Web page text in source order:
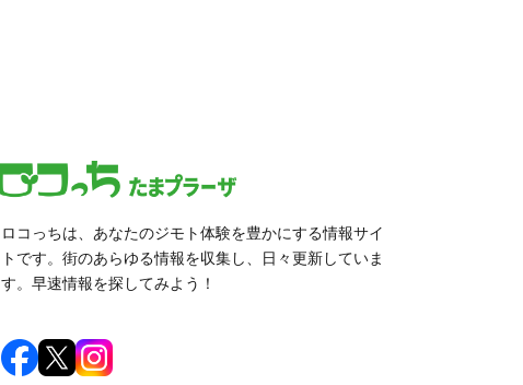
ロコっちは、あなたのジモト体験を豊かにする情報サイ
トです。街のあらゆる情報を収集し、日々更新していま
す。早速情報を探してみよう！